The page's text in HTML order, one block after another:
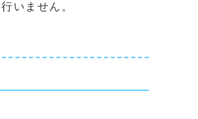
いません。